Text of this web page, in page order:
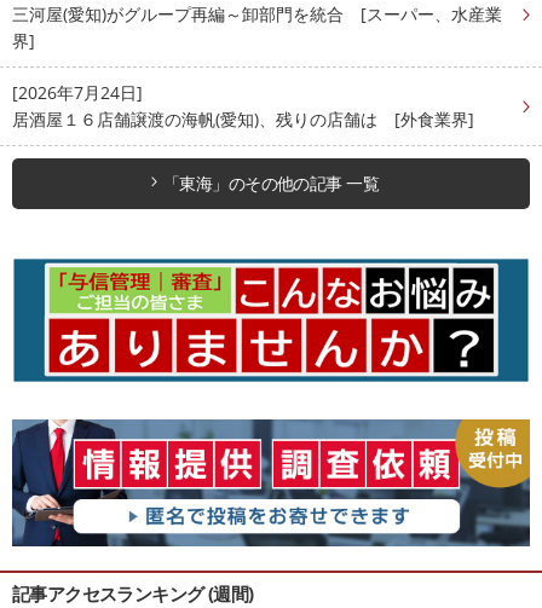
三河屋(愛知)がグループ再編～卸部門を統合 [スーパー、水産業
界]
[2026年7月24日]
居酒屋１６店舗譲渡の海帆(愛知)、残りの店舗は [外食業界]
「東海」のその他の記事 一覧
記事アクセスランキング (週間)